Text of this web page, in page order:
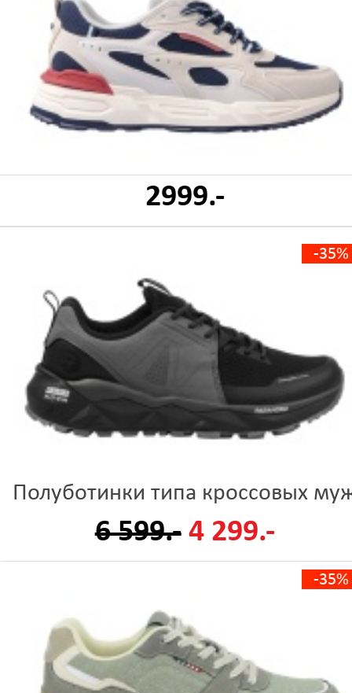
2999.-
-35%
Полуботинки типа кроссовых
6 599.- 4 299.-
-35%